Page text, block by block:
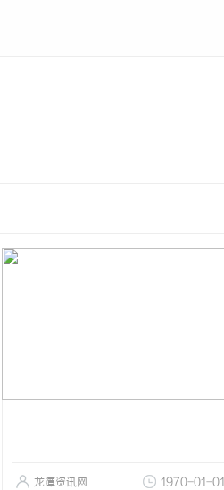
龙潭资讯网 1970-01-01